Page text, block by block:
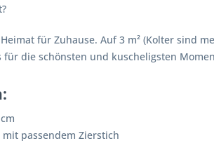
für Zuhause. Auf 3 m² (Kolter sind
für die schönsten und kuscheligsten
mit passendem Zierstich